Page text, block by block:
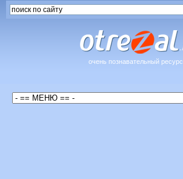
очень познавательный ресурс